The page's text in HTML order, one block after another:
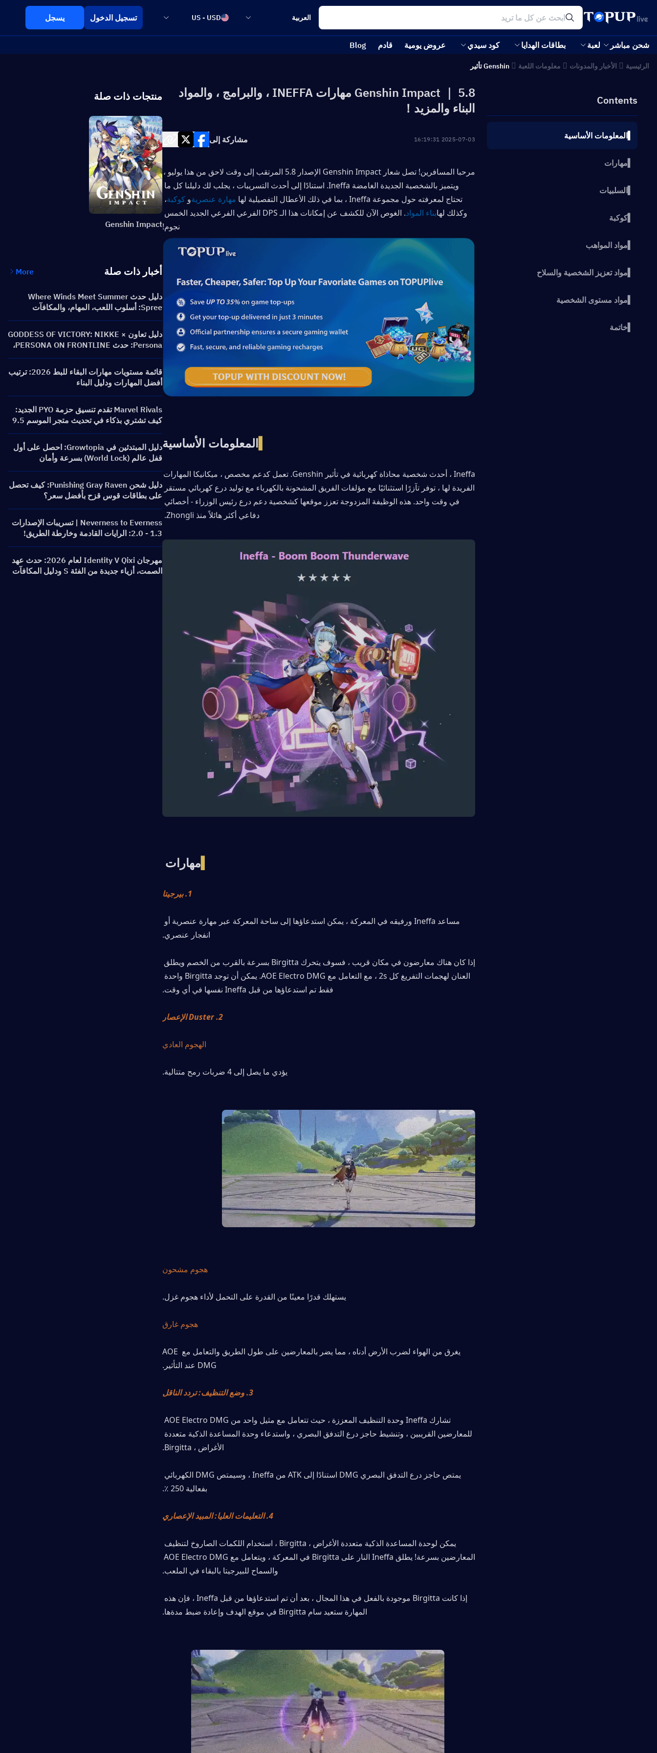
العربية US - USD تسجيل الدخول يسجل
شحن مباشر لعبة بطاقات الهدايا كود سيدي عروض يومية قادم Blog
الرئيسية الأخبار والمدونات معلومات اللعبة Genshin تأثير
Contents
▍المعلومات الأساسية
▍مهارات
▍السلبيات
▍كوكبة
▍مواد المواهب
▍مواد تعزيز الشخصية والسلاح
▍مواد مستوى الشخصية
▍خاتمة
Genshin Impact ｜ 5.8 مهارات INEFFA ، والبرامج ، والمواد
البناء والمزيد！
2025-07-03 16:19:31 مشاركة إلى
مرحبا المسافرين! تصل شعار Genshin Impact الإصدار 5.8 المرتقب إلى وقت لاحق من هذا يوليو ،
تحتاج لمعرفته حول مجموعة Ineffa ، بما في ذلك الأعطال التفصيلية لها
مهارة عنصريةو كوكبة
وكذلك لهابناء المواد
نجوم!
المعلومات الأساسية
Ineffa ، أحدث شخصية محاذاة كهربائية في تأثير Genshin. تعمل كدعم مخصص ، ميكانيكا المهارات
دفاعي أكثر هائلاً منذ Zhongli.
مهارات
1. بيرجيتا
انفجار عنصري.
فقط تم استدعاؤها من قبل Ineffa نفسها في أي وقت.
2. Duster الإعصار
الهجوم العادي
يؤدي ما يصل إلى 4 ضربات رمح متتالية.
هجوم مشحون
يستهلك قدرًا معينًا من القدرة على التحمل لأداء هجوم غزل.
هجوم غارق
يغرق من الهواء لضرب الأرض أدناه ، مما يضر بالمعارضين على طول الطريق والتعامل مع AOE
DMG عند التأثير.
3. وضع التنظيف: تردد الناقل
الأغراض ، Birgitta.
بفعالية 250 ٪.
4. التعليمات العليا: المبيد الإعصاري
والسماح للبيرجيتا بالبقاء في الملعب.
المهارة ستعيد سام Birgitta في موقع الهدف وإعادة ضبط مدةها.
منتجات ذات صلة
Genshin Impact
أخبار ذات صلة More
دليل حدث Where Winds Meet Summer
Spree: أسلوب اللعب، المهام، والمكافآت
دليل تعاون GODDESS OF VICTORY: NIKKE ×
Persona: حدث PERSONA ON FRONTLINE،
الشخصيات، الرايات والمكافآت
قائمة مستويات مهارات البقاء للبط 2026: ترتيب
أفضل المهارات ودليل البناء
Marvel Rivals تقدم تنسيق حزمة PYO الجديد:
كيف تشتري بذكاء في تحديث متجر الموسم 9.5
دليل المبتدئين في Growtopia: احصل على أول
قفل عالم (World Lock) بسرعة وأمان
دليل شحن Punishing Gray Raven: كيف تحصل
على بطاقات قوس قزح بأفضل سعر؟
Neverness to Everness | تسريبات الإصدارات
1.3 - 2.0: الرايات القادمة وخارطة الطريق!
مهرجان Identity V Qixi لعام 2026: حدث عهد
الصمت، أزياء جديدة من الفئة S ودليل المكافآت